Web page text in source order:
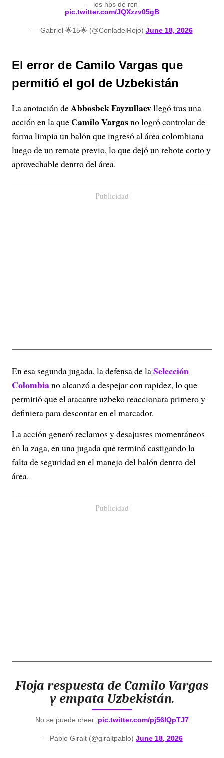
—los hps de rcn
pic.twitter.com/JQXzzv05gB
— Gabriel 🌟15🌟 (@ConladelRojo) June 18, 2026
El error de Camilo Vargas que
permitió el gol de Uzbekistán
La anotación deAbbosbek Fayzullaevllegó tras una
acción en la que Camilo Vargasno logró controlar de
forma limpia un balón que ingresó al área colombiana
luego de un remate previo, lo que dejó un rebote corto y
aprovechable dentro del área.
Publicidad
En esa segunda jugada, la defensa de laSelección
Colombiano alcanzó a despejar con rapidez, lo que
permitió que el atacante uzbeko reaccionara primero y
definiera para descontar en el marcador.
La acción generó reclamos y desajustes momentáneos
en la zaga, en una jugada que terminó castigando la
falta de seguridad en el manejo del balón dentro del
área.
Publicidad
Floja respuesta de Camilo Vargas
y empata Uzbekistán.
No se puede creer. pic.twitter.com/pj56IQpTJ7
— Pablo Giralt (@giraltpablo) June 18, 2026